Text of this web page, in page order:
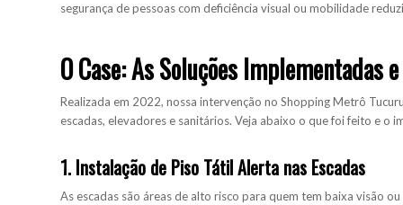
segurança de pessoas com deficiência visual ou mobilidade
O Case: As Soluções Implementadas
Realizada em 2022, nossa intervenção no Shopping Metrô
escadas, elevadores e sanitários. Veja abaixo o que foi feito e o
1. Instalação de Piso Tátil Alerta nas Escadas
As escadas são áreas de alto risco para quem tem baixa visão